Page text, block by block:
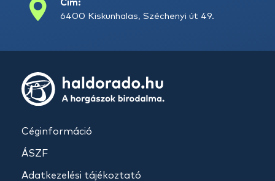
Cím:
6400 Kiskunhalas, Széchenyi út 49.
Céginformáció
ÁSZF
Adatkezelési tájékoztató